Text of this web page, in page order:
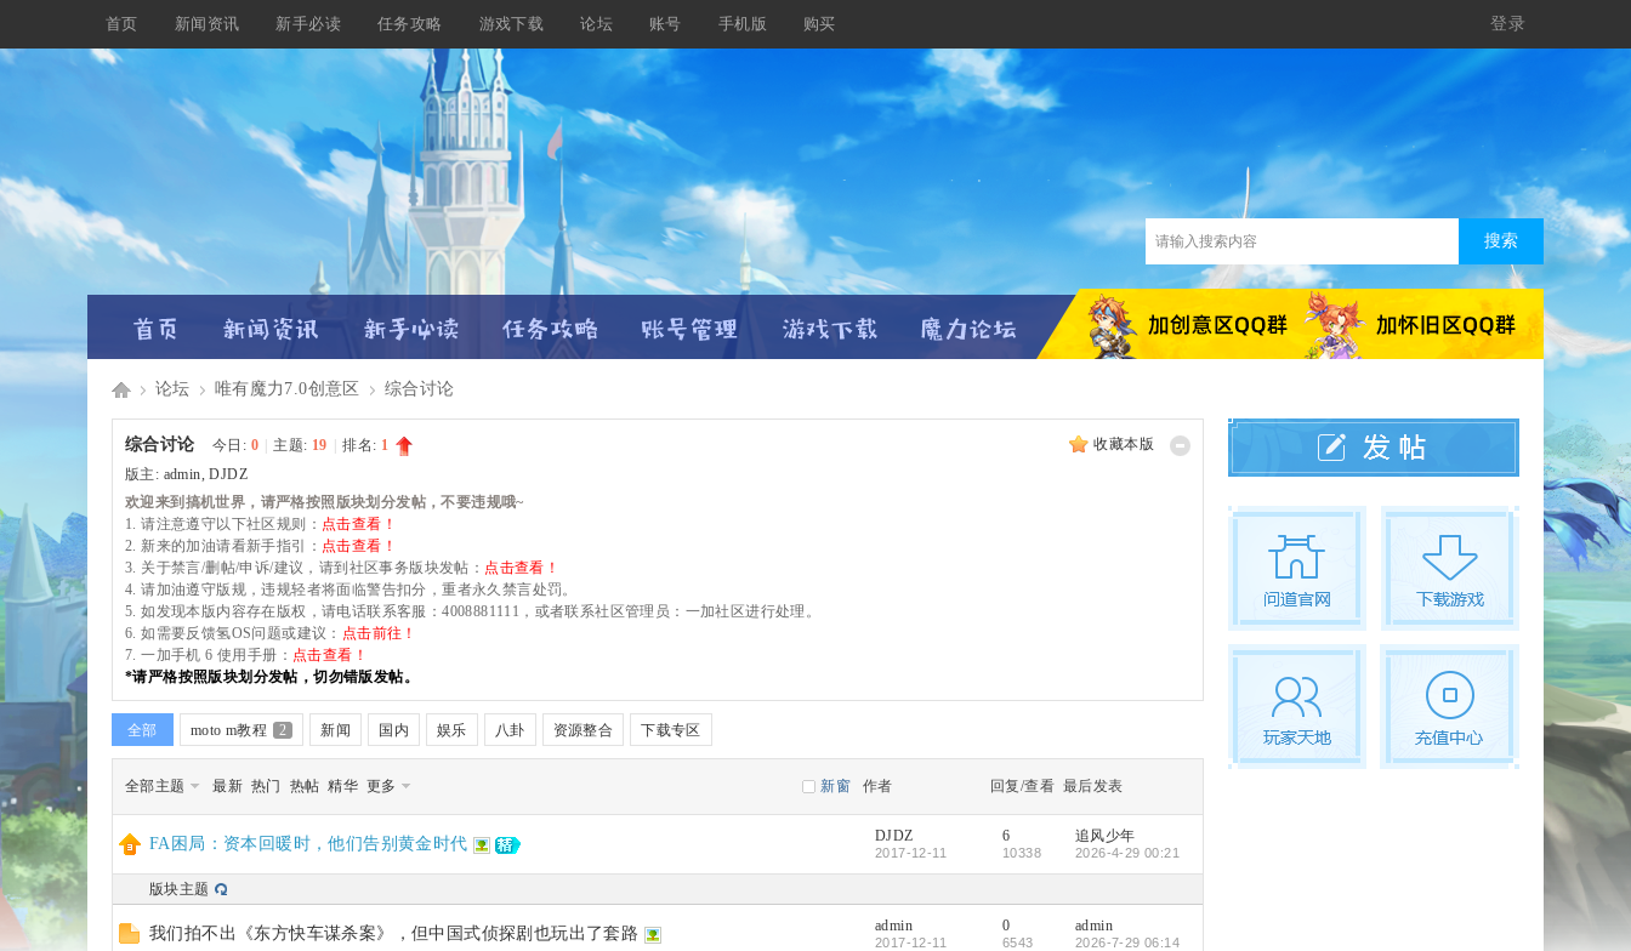
首页 新闻资讯 新手必读 任务攻略 游戏下载 论坛 账号 手机版 购买 登录
搜索
Di
sc
uz
»
论坛 唯有魔力7.0创意区 综合讨论
收藏本版
综合讨论 今日: 0 主题: 19 排名: 1
版主: admin,DJDZ
欢迎来到搞机世界，请严格按照版块划分发帖，不要违规哦~
1. 请注意遵守以下社区规则： 点击查看！
2. 新来的加油请看新手指引： 点击查看！
3. 关于禁言/删帖/申诉/建议，请到社区事务版块发帖： 点击查看！
4. 请加油遵守版规，违规轻者将面临警告扣分，重者永久禁言处罚。
5. 如发现本版内容存在版权，请电话联系客服：4008881111，或者联系社区管理员：一加社区进行处理。
6. 如需要反馈氢OS问题或建议： 点击前往！
7. 一加手机 6 使用手册： 点击查看！
*请严格按照版块划分发帖，切勿错版发帖。
全部 moto m教程 2 新闻 国内 娱乐 八卦 资源整合 下载专区
新窗
全部主题 最新 热门 热帖 精华 更多 作者 回复/查看 最后发表
FA困局：资本回暖时，他们告别黄金时代 DJDZ
2017-12-11
6
10338
追风少年
2026-4-29 00:21
版块主题
我们拍不出《东方快车谋杀案》，但中国式侦探剧也玩出了套路 admin
2017-12-11
0
6543
admin
2026-7-29 06:14